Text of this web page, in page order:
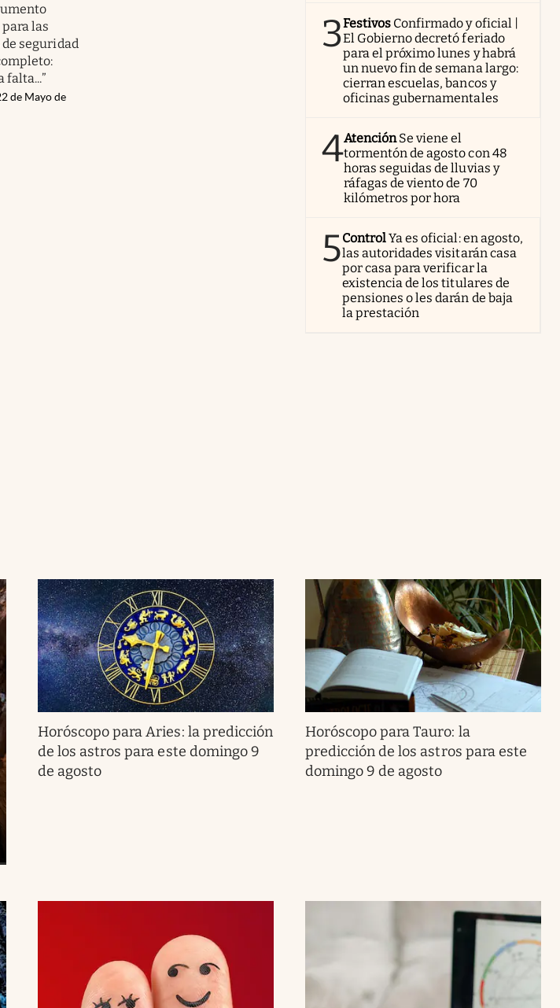
las
seguridad
falta...”
de Mayo de
3Festivos Confirmado y oficial |
El Gobierno decretó feriado
para el próximo lunes y habrá
un nuevo fin de semana largo:
cierran escuelas, bancos y
oficinas gubernamentales
4AtenciónSe viene el
tormentón de agosto con 48
horas seguidas de lluvias y
ráfagas de viento de 70
kilómetros por hora
5ControlYa es oficial: en agosto,
las autoridades visitarán casa
por casa para verificar la
existencia de los titulares de
pensiones o les darán de baja
la prestación
Horóscopo para Aries: la predicción
de los astros para este domingo 9
de agosto
Horóscopo para Tauro: la
predicción de los astros para este
domingo 9 de agosto